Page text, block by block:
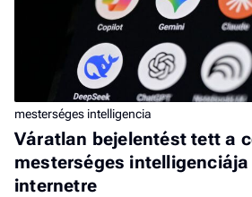
mesterséges intelligencia
Váratlan bejelentést tett a
mesterséges
internetre